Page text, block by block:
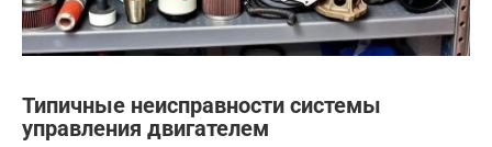
Типичные неисправности системы
управления двигателем